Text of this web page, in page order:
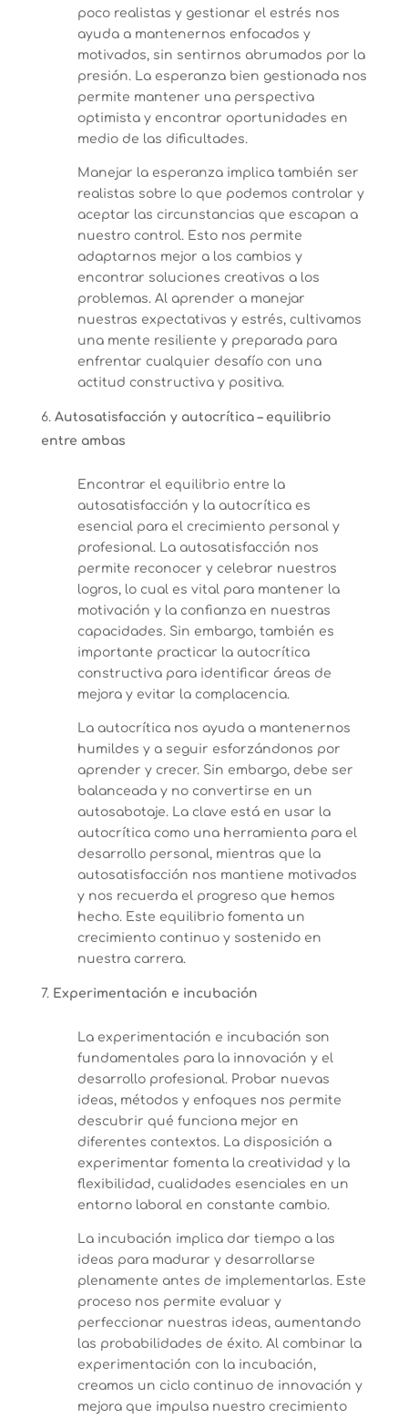
poco realistas y gestionar el estrés nos
ayuda a mantenernos enfocados y
motivados, sin sentirnos abrumados por la
presión. La esperanza bien gestionada nos
permite mantener una perspectiva
optimista y encontrar oportunidades en
medio de las dificultades.
Manejar la esperanza implica también ser
realistas sobre lo que podemos controlar y
aceptar las circunstancias que escapan a
nuestro control. Esto nos permite
adaptarnos mejor a los cambios y
encontrar soluciones creativas a los
problemas. Al aprender a manejar
nuestras expectativas y estrés, cultivamos
una mente resiliente y preparada para
enfrentar cualquier desafío con una
actitud constructiva y positiva.
Autosatisfacción y autocrítica – equilibrio
entre ambas
Encontrar el equilibrio entre la
autosatisfacción y la autocrítica es
esencial para el crecimiento personal y
profesional. La autosatisfacción nos
permite reconocer y celebrar nuestros
logros, lo cual es vital para mantener la
motivación y la confianza en nuestras
capacidades. Sin embargo, también es
importante practicar la autocrítica
constructiva para identificar áreas de
mejora y evitar la complacencia.
La autocrítica nos ayuda a mantenernos
humildes y a seguir esforzándonos por
aprender y crecer. Sin embargo, debe ser
balanceada y no convertirse en un
autosabotaje. La clave está en usar la
autocrítica como una herramienta para el
desarrollo personal, mientras que la
autosatisfacción nos mantiene motivados
y nos recuerda el progreso que hemos
hecho. Este equilibrio fomenta un
crecimiento continuo y sostenido en
nuestra carrera.
Experimentación e incubación
La experimentación e incubación son
fundamentales para la innovación y el
desarrollo profesional. Probar nuevas
ideas, métodos y enfoques nos permite
descubrir qué funciona mejor en
diferentes contextos. La disposición a
experimentar fomenta la creatividad y la
flexibilidad, cualidades esenciales en un
entorno laboral en constante cambio.
La incubación implica dar tiempo a las
ideas para madurar y desarrollarse
plenamente antes de implementarlas. Este
proceso nos permite evaluar y
perfeccionar nuestras ideas, aumentando
las probabilidades de éxito. Al combinar la
experimentación con la incubación,
creamos un ciclo continuo de innovación y
mejora que impulsa nuestro crecimiento